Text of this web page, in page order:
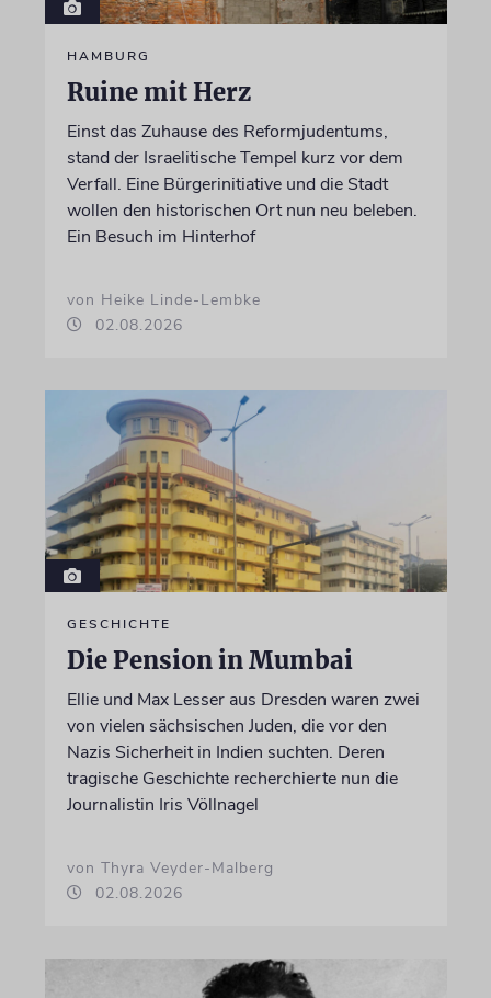
HAMBURG
Ruine mit Herz
Einst das Zuhause des Reformjudentums,
stand der Israelitische Tempel kurz vor dem
Verfall. Eine Bürgerinitiative und die Stadt
wollen den historischen Ort nun neu beleben.
Ein Besuch im Hinterhof
von Heike Linde-Lembke
02.08.2026
GESCHICHTE
Die Pension in Mumbai
Ellie und Max Lesser aus Dresden waren zwei
von vielen sächsischen Juden, die vor den
Nazis Sicherheit in Indien suchten. Deren
tragische Geschichte recherchierte nun die
Journalistin Iris Völlnagel
von Thyra Veyder-Malberg
02.08.2026